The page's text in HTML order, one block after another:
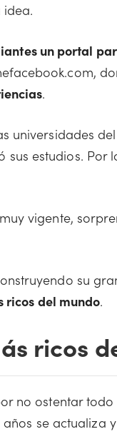
un portal
.
universidades
estudios. Por
vigente,
su
ricos del mundo.
ricos
no ostentar todo
se actualiza